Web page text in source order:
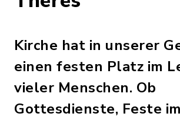
Kirche hat in unserer
einen festen Platz im
vieler Menschen. Ob
Gottesdienste, Feste im